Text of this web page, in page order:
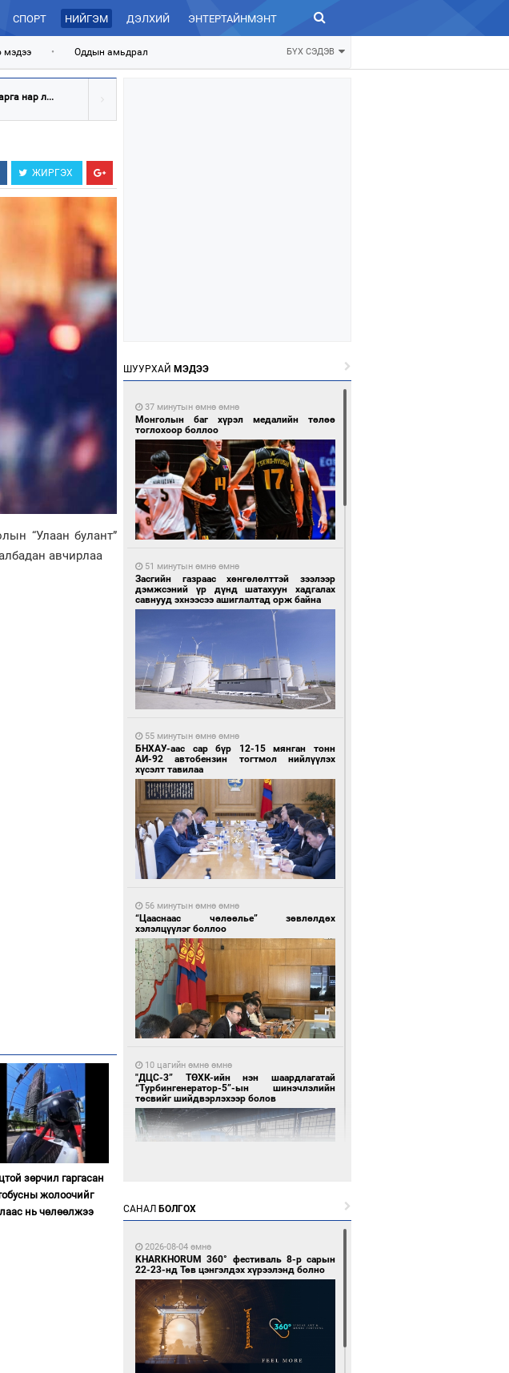
СПОРТ НИЙГЭМ ДЭЛХИЙ ЭНТЕРТАЙНМЭНТ ЗУРХАЙ
мэдээ • Оддын амьдрал БҮХ СЭДЭВ
нар л...
ЖИРГЭХ
“Улаан булант”
авчирлаа
зөрчил гаргасан
жолоочийг
нь чөлөөлжээ
ШУУРХАЙ МЭДЭЭ
37 минутын өмнө өмнө
Монголын баг хүрэл медалийн төлөө
тоглохоор боллоо
51 минутын өмнө өмнө
Засгийн газраас хөнгөлөлттэй зээлээр
дэмжсэний үр дүнд шатахуун хадгалах
савнууд эхнээсээ ашиглалтад орж байна
55 минутын өмнө өмнө
БНХАУ-аас сар бүр 12-15 мянган тонн
АИ-92 автобензин тогтмол нийлүүлэх
хүсэлт тавилаа
56 минутын өмнө өмнө
“Цааснаас чөлөөлье” зөвлөлдөх
хэлэлцүүлэг боллоо
10 цагийн өмнө өмнө
"ДЦС-3” ТӨХК-ийн нэн шаардлагатай
“Турбингенератор-5”-ын шинэчлэлийн
төсвийг шийдвэрлэхээр болов
Воллейбол эрэгтэйчүүдийн шигшээ баг А
хэсгийг тэргүүллээ
САНАЛ БОЛГОХ
2026-08-04 өмнө
KHARKHORUM 360° фестиваль 8-р сарын
22-23-нд Төв цэнгэлдэх хүрээлэнд болно